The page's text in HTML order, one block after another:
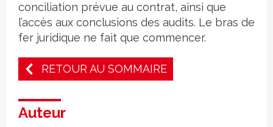
conciliation prévue au contrat, ainsi que
l’accès aux conclusions des audits. Le bras de
fer juridique ne fait que commencer.
RETOUR AU SOMMAIRE
Auteur